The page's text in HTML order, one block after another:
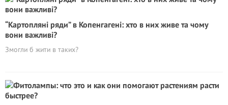
“Картопляні ряди” в Копенгагені: хто в них живе та чому
вони важливі?
Змогли б жити в таких?